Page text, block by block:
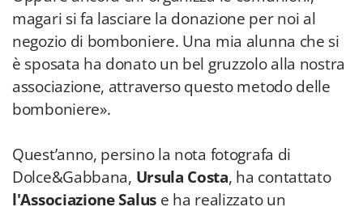
magari si fa lasciare la donazione per noi al
negozio di bomboniere. Una mia alunna che si
è sposata ha donato un bel gruzzolo alla nostra
associazione, attraverso questo metodo delle
bomboniere».
Quest’anno, persino la nota fotografa di
Dolce&Gabbana, Ursula Costa, ha contattato
l'Associazione Salus e ha realizzato un